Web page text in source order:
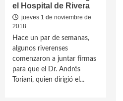
el Hospital de Rivera
jueves 1 de noviembre de
2018
Hace un par de semanas,
algunos riverenses
comenzaron a juntar firmas
para que el Dr. Andrés
Toriani, quien dirigió el...